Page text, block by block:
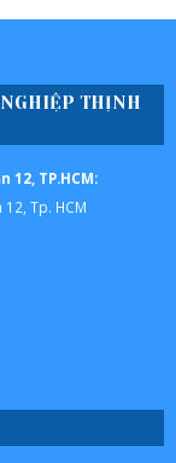
THỊNH
12, TP.HCM:
Tp. HCM